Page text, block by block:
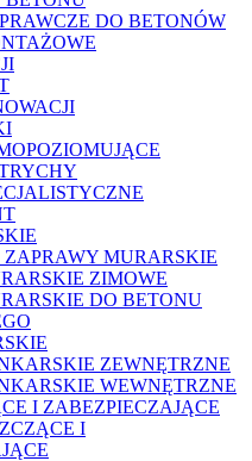
DO BETONÓW
MURARSKIE
ZIMOWE
DO BETONU
ZEWNĘTRZNE
WEWNĘTRZNE
I ZABEZPIECZAJĄCE
I